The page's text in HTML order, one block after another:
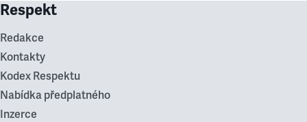
Respekt
Redakce
Kontakty
Kodex Respektu
Nabídka předplatného
Inzerce